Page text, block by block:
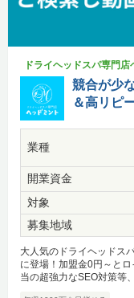
ドライヘッドスパ専門店
競合が少
＆高リピ
業種
開業資金
対象
募集地域
大人気のドライヘッドス
に登場！加盟金0円～と
当の超強力なSEO対策等